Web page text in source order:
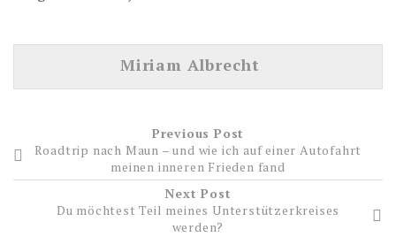
Miriam Albrecht
Previous Post
Roadtrip nach Maun – und wie ich auf einer Autofahrt
meinen inneren Frieden fand
Next Post
Du möchtest Teil meines Unterstützerkreises
werden?